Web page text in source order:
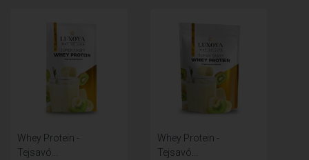
Whey Protein -
Tejsavó...
Whey Protein -
Tejsavó...